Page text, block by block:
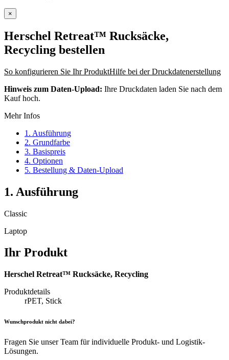
×
Herschel Retreat™ Rucksäcke,
Recycling bestellen
So konfigurieren Sie Ihr ProduktHilfe bei der Druckdatenerstellung
Hinweis zum Daten-Upload: Ihre Druckdaten laden Sie nach dem
Kauf hoch.
Mehr Infos
1. Ausführung
2. Grundfarbe
3. Basispreis
4. Optionen
5. Bestellung & Daten-Upload
1. Ausführung
Classic
Laptop
Ihr Produkt
Herschel Retreat™ Rucksäcke, Recycling
Produktdetails
rPET, Stick
Wunschprodukt nicht dabei?
Fragen Sie unser Team für individuelle Produkt- und Logistik-
Lösungen.